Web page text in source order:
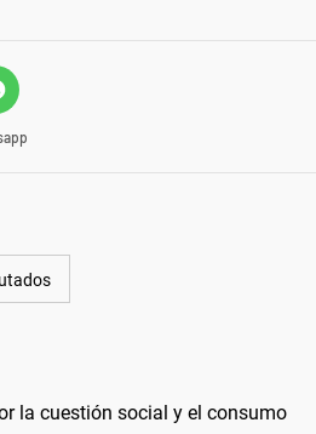
la cuestión social y el consumo